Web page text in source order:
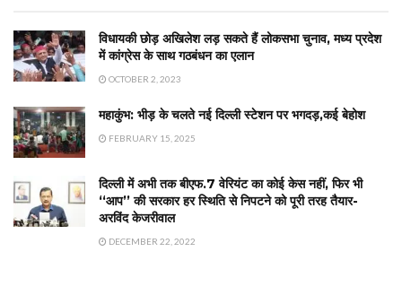
विधायकी छोड़ अखिलेश लड़ सकते हैं लोकसभा चुनाव, मध्य प्रदेश
में कांग्रेस के साथ गठबंधन का एलान
OCTOBER 2, 2023
महाकुंभ: भीड़ के चलते नई दिल्ली स्टेशन पर भगदड़,कई बेहोश
FEBRUARY 15, 2025
दिल्ली में अभी तक बीएफ.7 वेरियंट का कोई केस नहीं, फिर भी
‘‘आप’’ की सरकार हर स्थिति से निपटने को पूरी तरह तैयार-
अरविंद केजरीवाल
DECEMBER 22, 2022